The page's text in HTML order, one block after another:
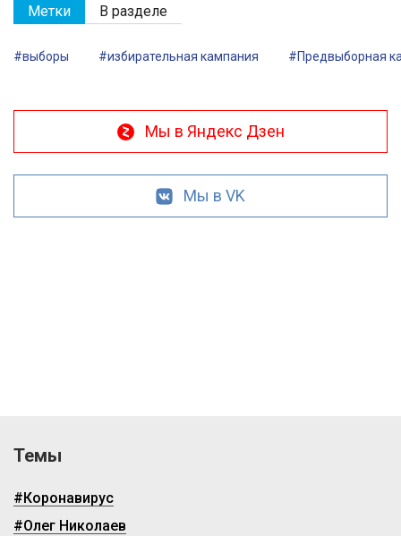
Метки В разделе
#выборы #избирательная кампания #Предвыборная
Мы в Яндекс Дзен
Мы в VK
Темы
#Коронавирус
#Олег Николаев